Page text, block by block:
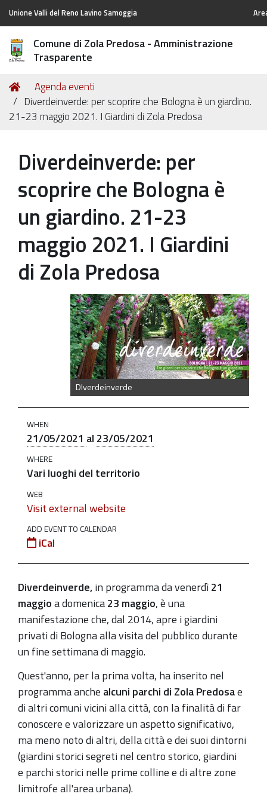
Unione Valli del Reno Lavino Samoggia
Comune di Zola Predosa - Amministrazione
Trasparente
Tu
sei
qui:
Home
Agenda eventi
Diverdeinverde: per scoprire che Bologna è un giardino.
21-23 maggio 2021. I Giardini di Zola Predosa
Diverdeinverde: per
scoprire che Bologna è
un giardino. 21-23
maggio 2021. I Giardini
di Zola Predosa
DIverdeinverde
https://old.comune.zolapredosa.bo.it/events/
21-
23-
maggio-
2021
Diverdeinverde:
per
scoprire
che
Bologna
è
un
giardino.
21-
23
maggio
2021.
I
Giardini
di
Zola
Predosa
2021-
05-
WHEN
21/05/2021 al 23/05/2021
WHERE
Vari luoghi del territorio
WEB
Visit external website
ADD EVENT TO CALENDAR
iCal
Diverdeinverde,in programma da venerdì21
maggioa domenica23 maggio, è una
manifestazione che, dal 2014, apre i giardini
privati di Bolognaalla visita del pubblico durante
un fine settimana di maggio.
Quest'anno, per laprima volta, ha inserito nel
programma anche alcuni parchi di Zola Predosae
di altri comuni vicini alla città, con la finalitàdi far
conoscere e valorizzare un aspetto significativo,
ma meno noto di altri,della città e dei suoi dintorni
(giardini storici segreti nel centro storico, giardini
e parchi storici nelle prime colline e di altre zone
limitrofe all'area urbana).